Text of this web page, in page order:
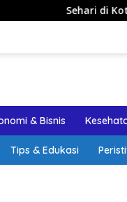
di Kota Lama
& Bisnis
Tips & Edukasi